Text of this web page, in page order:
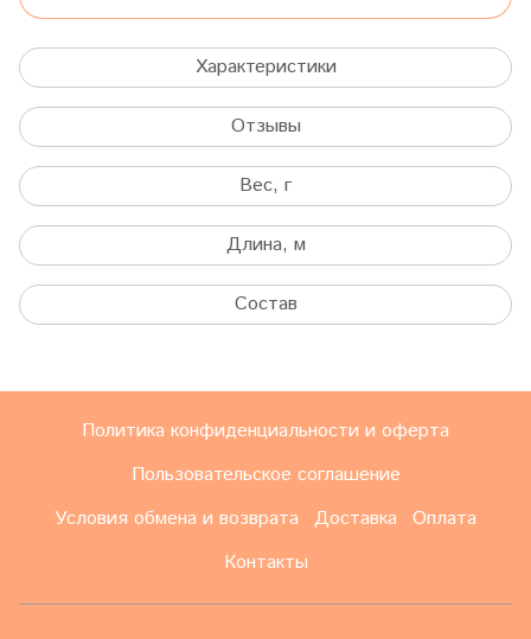
Характеристики
Отзывы
Вес, г
Длина, м
Состав
Политика конфиденциальности и оферта
Пользовательское соглашение
Условия обмена и возврата
Доставка
Оплата
Контакты